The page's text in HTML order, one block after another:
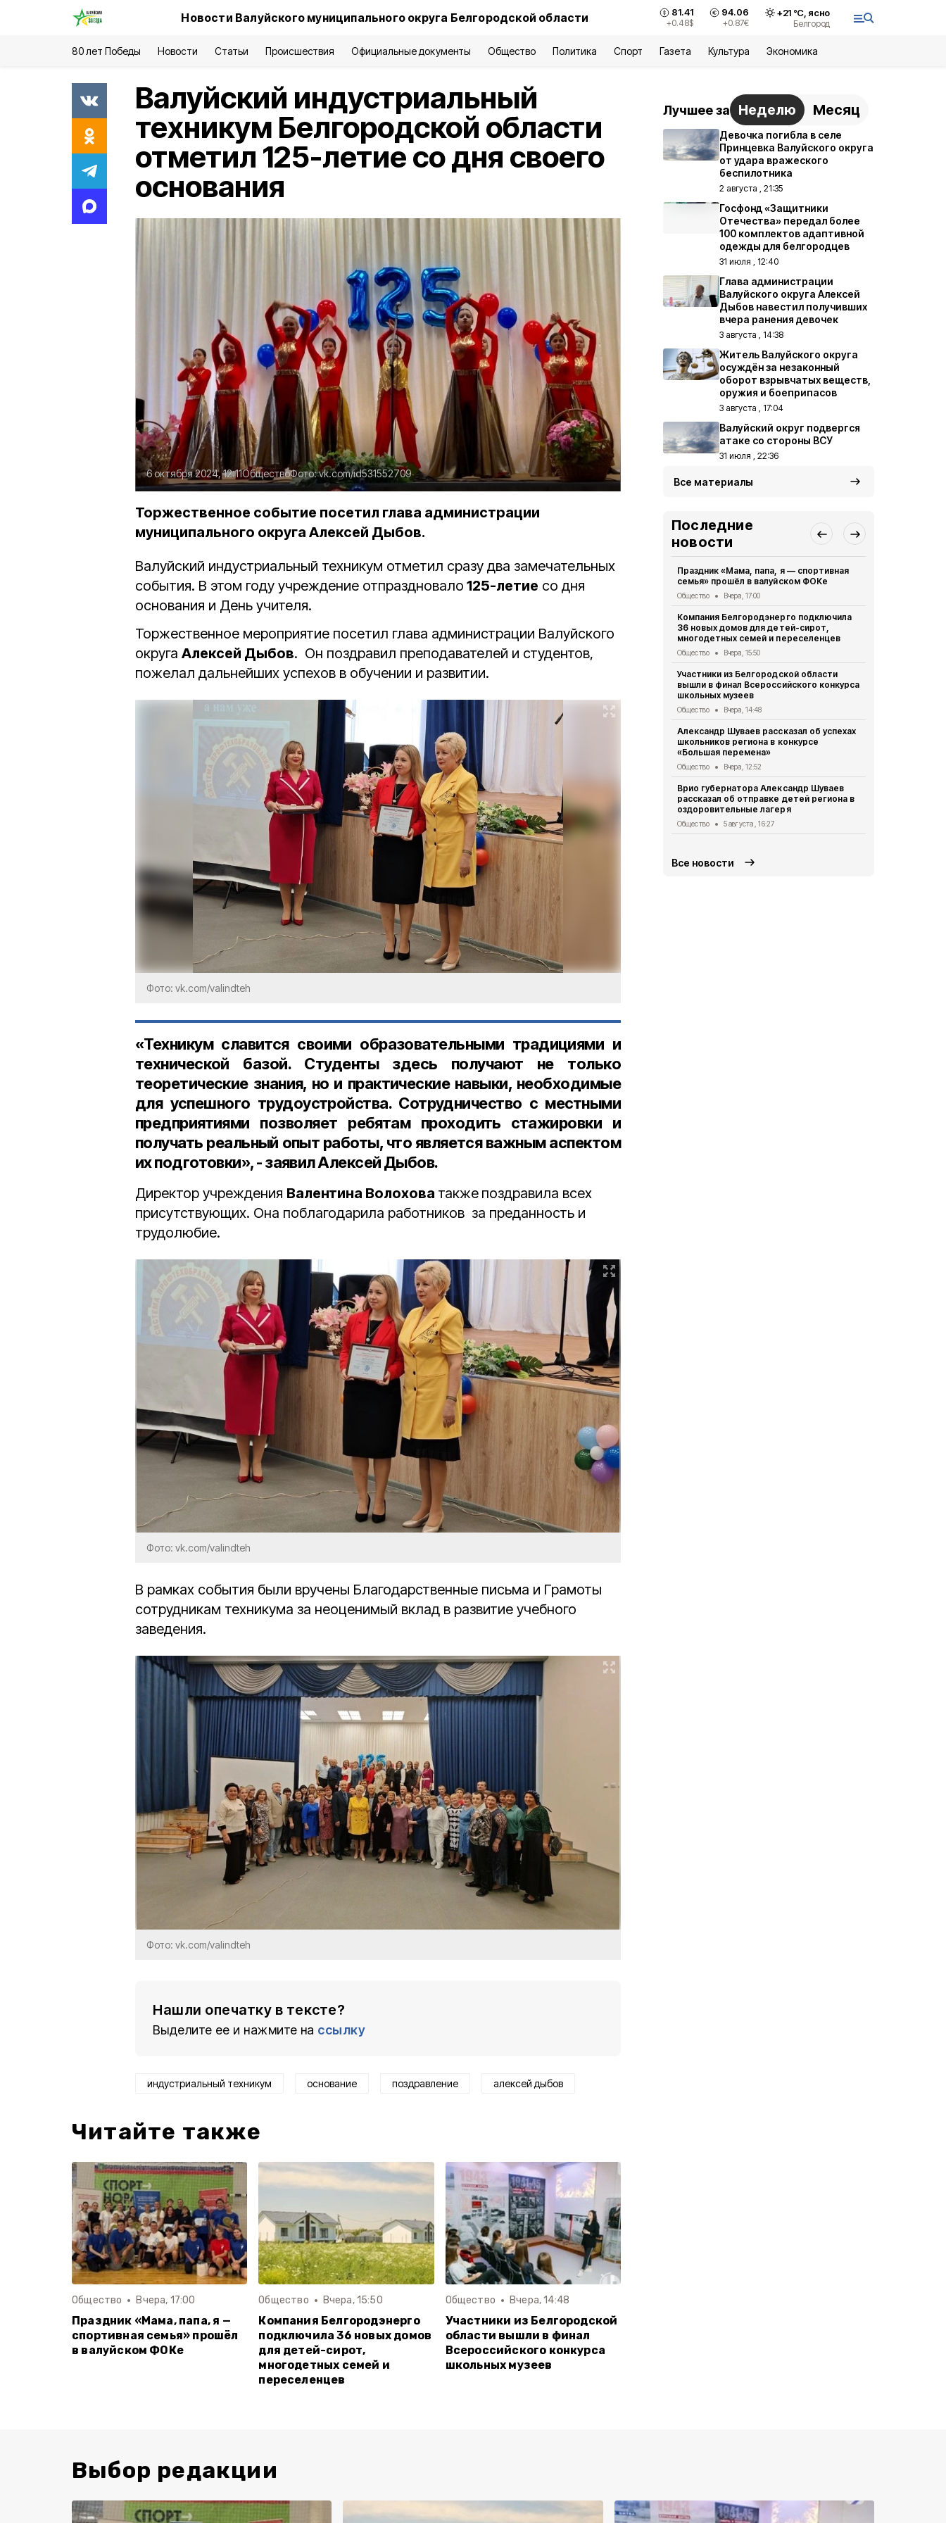
Новости Валуйского муниципального округа Белгородской области 81.41
+0.48$
94.06
+0.87€
+21°С, ясно
Белгород
80 лет Победы Новости Статьи Происшествия Официальные документы Общество Политика Спорт Газета Культура Экономика
Валуйский индустриальный
техникум Белгородской области
отметил 125-летие со дня своего
основания
6 октября 2024, 12:11ОбществоФото:vk.com/id531552709
Торжественное событие посетил глава администрации
муниципального округа Алексей Дыбов.
Валуйский индустриальный техникум отметил сразу два замечательных
события. В этом году учреждение отпраздновало 125-летие со дня
основания и День учителя.
Торжественное мероприятие посетил глава администрации Валуйского
округа Алексей Дыбов. Он поздравил преподавателей и студентов,
пожелал дальнейших успехов в обучении и развитии.
Фото: vk.com/valindteh
«Техникум славится своими образовательными традициями и
технической базой. Студенты здесь получают не только
теоретические знания, но и практические навыки, необходимые
для успешного трудоустройства. Сотрудничество с местными
предприятиями позволяет ребятам проходить стажировки и
получать реальный опыт работы, что является важным аспектом
их подготовки», - заявил Алексей Дыбов.
Директор учреждения Валентина Волохова также поздравила всех
присутствующих. Она поблагодарила работников за преданность и
трудолюбие.
Фото: vk.com/valindteh
В рамках события были вручены Благодарственные письма и Грамоты
сотрудникам техникума за неоценимый вклад в развитие учебного
заведения.
Фото: vk.com/valindteh
Нашли опечатку в тексте?
Выделите ее и нажмите на ссылку
индустриальный техникум основание поздравление алексей дыбов
Читайте также
Общество Вчера, 17:00
Праздник «Мама, папа, я —
спортивная семья» прошёл
в валуйском ФОКе
Общество Вчера, 15:50
Компания Белгородэнерго
подключила 36 новых домов
для детей-сирот,
многодетных семей и
переселенцев
Общество Вчера, 14:48
Участники из Белгородской
области вышли в финал
Всероссийского конкурса
школьных музеев
Лучшее за Неделю Месяц
Девочка погибла в селе
Принцевка Валуйского округа
от удара вражеского
беспилотника
2 августа , 21:35
Госфонд «Защитники
Отечества» передал более
100 комплектов адаптивной
одежды для белгородцев
31 июля , 12:40
Глава администрации
Валуйского округа Алексей
Дыбов навестил получивших
вчера ранения девочек
3 августа , 14:38
Житель Валуйского округа
осуждён за незаконный
оборот взрывчатых веществ,
оружия и боеприпасов
3 августа , 17:04
Валуйский округ подвергся
атаке со стороны ВСУ
31 июля , 22:36
Все материалы
Последние
новости
Праздник «Мама, папа, я — спортивная
семья» прошёл в валуйском ФОКе
Общество Вчера, 17:00
Компания Белгородэнерго подключила
36 новых домов для детей-сирот,
многодетных семей и переселенцев
Общество Вчера, 15:50
Участники из Белгородской области
вышли в финал Всероссийского конкурса
школьных музеев
Общество Вчера, 14:48
Александр Шуваев рассказал об успехах
школьников региона в конкурсе
«Большая перемена»
Общество Вчера, 12:52
Врио губернатора Александр Шуваев
рассказал об отправке детей региона в
оздоровительные лагеря
Общество 5 августа , 16:27
Все новости
Выбор редакции